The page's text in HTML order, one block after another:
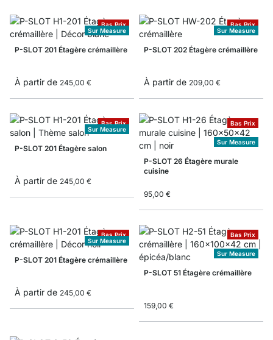
Bas Prix
Sur Measure
P-SLOT 201 Étagère crémaillère
À partir de 245,00 €
Bas Prix
Sur Measure
P-SLOT 202 Étagère crémaillère
À partir de 209,00 €
Bas Prix
Sur Measure
P-SLOT 201 Étagère salon
À partir de 245,00 €
Bas Prix
Sur Measure
P-SLOT 26 Étagère murale
cuisine
95,00 €
Bas Prix
Sur Measure
P-SLOT 201 Étagère crémaillère
À partir de 245,00 €
Bas Prix
Sur Measure
P-SLOT 51 Étagère crémaillère
159,00 €